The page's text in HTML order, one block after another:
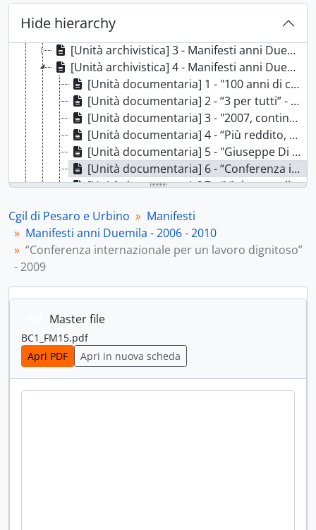
Hide hierarchy[Unità archivistica] 1 - Manifesti anni Ottanta - 1980 - 1989, 1980 - 1989
[Unità archivistica] 2 - Manifesti anni Novanta - 1990-1999, 1990-1999
[Unità archivistica] 3 - Manifesti anni Duemila - 2000 - 2005, 2000 - 2005
[Unità archivistica] 4 - Manifesti anni Duemila - 2006 - 2010, 2006 - 2010
[Unità documentaria] 1 - "100 anni di conquiste di lotte" - 2006, 2006
[Unità documentaria] 2 - “3 per tutti” - 2006, 2006
[Unità documentaria] 3 - "2007, continuano a farci del male" - 2007, 2007
[Unità documentaria] 4 - “Più reddito, più sicurezza” - 2008, 2008
[Unità documentaria] 5 - "Giuseppe Di Vittorio fra memoria e progetto" - 2008, 2008
[Unità documentaria] 6 - “Conferenza internazionale per un lavoro dignitoso” - 2009, 2009
[Unità documentaria] 7 - “Violenza sulle donne diamoci un taglio” - 2009, 2009
[Unità documentaria] 9 - "Più diritti più democrazia" - [2010], 2010
[Unità archivistica] 5 - Manifesti anni Duemila - 2011 - 2015, 2011 - 2015
[Unità archivistica] 6 - Manifesti anni Duemila - 2016 - 2021, 2016 - 2021
[Fondo] Autoferrotranvieri - Sindacato autoferrotranvieri - 1959-1975, 1959 - 1975
[Fondo] Fidag - Fidag - Federazione italiana dipendenti aziende gas - 1954-1977, 1954-1977
Cgil di Pesaro e Urbino
Manifesti
Manifesti anni Duemila - 2006 - 2010
“Conferenza internazionale per un lavoro dignitoso”
- 2009
Master file
BC1_FM15.pdf
Apri PDF
Apri in nuova scheda